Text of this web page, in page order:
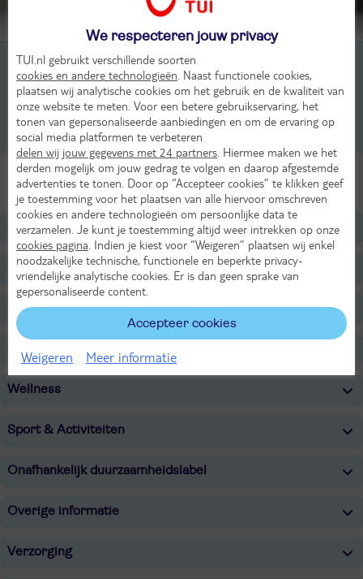
2-persoonskamer, upper floor suite, 2-2 pers
2-persoonskamer, superior suite gedeeld zwembad, 2-2
pers
2-persoonskamer, upper floor junior suite, 2-2 pers
Alle Kamers
Ligging
Faciliteiten
Restaurants/Bars
Wellness
Sport & Activiteiten
Onafhankelijk duurzaamheidslabel
Overige informatie
Verzorging
We respecteren jouw privacy
TUI.nl gebruikt verschillende soorten
cookies en andere technologieën . Naast functionele cookies,
plaatsen wij analytische cookies om het gebruik en de kwaliteit van
onze website te meten. Voor een betere gebruikservaring, het
tonen van gepersonaliseerde aanbiedingen en om de ervaring op
social media platformen te verbeteren
delen wij jouw gegevens met 24 partners . Hiermee maken we het
derden mogelijk om jouw gedrag te volgen en daarop afgestemde
advertenties te tonen. Door op “Accepteer cookies” te klikken geef
je toestemming voor het plaatsen van alle hiervoor omschreven
cookies en andere technologieën om persoonlijke data te
verzamelen. Je kunt je toestemming altijd weer intrekken op onze
cookies pagina . Indien je kiest voor “Weigeren” plaatsen wij enkel
noodzakelijke technische, functionele en beperkte privacy-
vriendelijke analytische cookies. Er is dan geen sprake van
gepersonaliseerde content.
Accepteer cookies
Weigeren Meer informatie